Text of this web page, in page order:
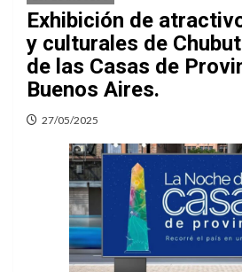
Exhibición de
y culturales de
de las Casas de
Buenos Aires.
27/05/2025